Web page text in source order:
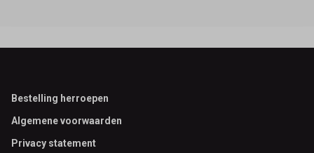
Footer
Bestelling herroepen
Algemene voorwaarden
Privacy statement